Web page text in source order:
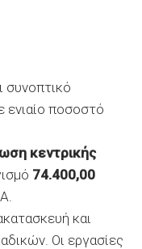
συνοπτικό
ενιαίο ποσοστό
κεντρικής
74.400,00
και
Οι εργασίες